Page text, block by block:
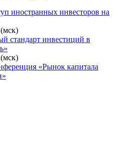
иностранных инвесторов на
стандарт инвестиций в
«Рынок капитала